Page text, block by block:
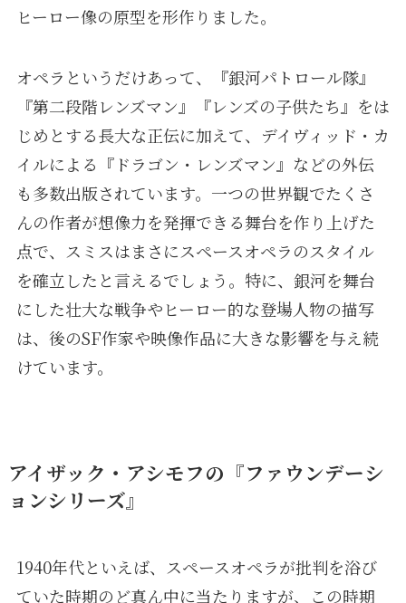
ヒーロー像の原型を形作りました。
オペラというだけあって、『銀河パトロール隊』
『第二段階レンズマン』『レンズの子供たち』をは
じめとする長大な正伝に加えて、デイヴィッド・カ
イルによる『ドラゴン・レンズマン』などの外伝
も多数出版されています。一つの世界観でたくさ
んの作者が想像力を発揮できる舞台を作り上げた
点で、スミスはまさにスペースオペラのスタイル
を確立したと言えるでしょう。特に、銀河を舞台
にした壮大な戦争やヒーロー的な登場人物の描写
は、後のSF作家や映像作品に大きな影響を与え続
けています。
アイザック・アシモフの『ファウンデーシ
ョンシリーズ』
1940年代といえば、スペースオペラが批判を浴び
ていた時期のど真ん中に当たりますが、この時期